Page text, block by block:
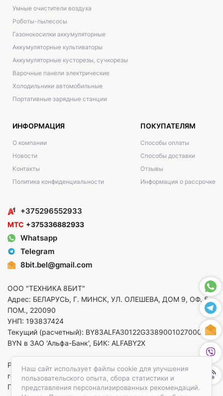
Наш сайт использует файлы cookie для улучшения
пользовательского опыта, сбора статистики и
представления персонализированных рекомендаций.
Умные очистители воздуха
Роботы-пылесосы
Газонокосилки аккумуляторные
Аккумуляторные культиваторы
Аккумуляторные кусторезы, сучкорезы
Варочные панели электрические
Холодильники автомобильные
Портативные зарядные станции
ИНФОРМАЦИЯ
О компании
Новости
Контакты
Политика конфиденциальности
ПОКУПАТЕЛЯМ
Способы оплаты
Способы доставки
Отзывы
Информация о рассрочке
+375296552933
МТС +375336882933
Whatsapp
Telegram
8bit.bel@gmail.com
ООО "ТЕХНИКА 8БИТ"
Адрес: БЕЛАРУСЬ, Г. МИНСК, УЛ. ОЛЕШЕВА, ДОМ 9, ОФ. 5,
ПОМ., 220090
УНП: 193837424
Текущий (расчетный): BY83ALFA30122G33890010270000 в
BYN в ЗАО 'Альфа-Банк', БИК: ALFABY2X
Регистрация в торговом реестре от 14.08.2025 Минский
горисполком
По вопросам защиты прав потребителей